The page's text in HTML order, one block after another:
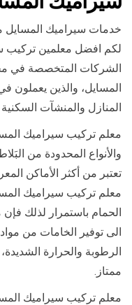
خدمات سيراميك المسايل
لكم افضل معلمين تركيب
الشركات المتخصصة في
المسايل، والذين يعملون
المنازل والمنشآت السكنية
معلم تركيب سيراميك
والأنواع المحدودة من
تعتبر من أكثر الأماكن
معلم تركيب سيراميك
الحمام باستمرار لذلك
الى توفير الخامات من
الرطوبة والحرارة
ممتاز.
معلم تركيب سيراميك